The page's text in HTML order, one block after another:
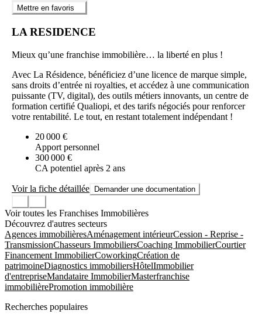
Mettre en favoris
LA RESIDENCE
Mieux qu’une franchise immobilière… la liberté en plus !
Avec La Résidence, bénéficiez d’une licence de marque simple,
sans droits d’entrée ni royalties, et accédez à une communication
puissante (TV, digital), des outils métiers innovants, un centre de
formation certifié Qualiopi, et des tarifs négociés pour renforcer
votre rentabilité. Le tout, en restant totalement indépendant !
20 000 €
Apport personnel
300 000 €
CA potentiel après 2 ans
Voir la fiche détaillée Demander une documentation
Voir toutes les Franchises Immobilières
Découvrez d'autres secteurs
Agences immobilièresAménagement intérieurCession - Reprise -
TransmissionChasseurs ImmobiliersCoaching ImmobilierCourtier
Financement ImmobilierCoworkingCréation de
patrimoineDiagnostics immobiliersHôtelImmobilier
d'entrepriseMandataire ImmobilierMasterfranchise
immobilièrePromotion immobilière
Recherches populaires